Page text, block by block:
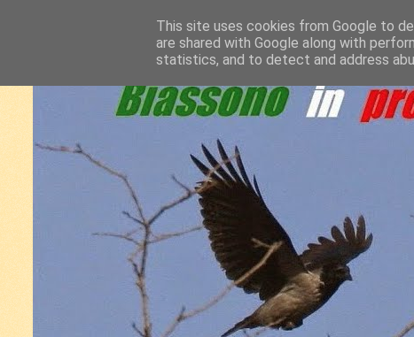
This site uses cookies from Google to
are shared with Google along with
statistics, and to detect and address